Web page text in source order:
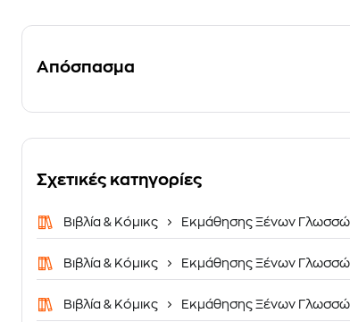
Απόσπασμα
Σχετικές κατηγορίες
Βιβλία & Κόμικς Εκμάθησης Ξένων
Βιβλία & Κόμικς Εκμάθησης Ξένων
Βιβλία & Κόμικς Εκμάθησης Ξένων